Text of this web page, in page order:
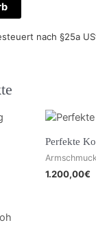
nach §25a
Perfekte
Armschmuck
1.200,00€